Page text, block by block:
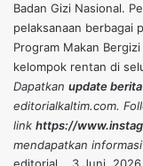
Badan Gizi Nasional.
pelaksanaan berbagai
Program Makan
kelompok rentan di
Dapatkan update berita
editorialkaltim.com.
link https://
mendapatkan
Send